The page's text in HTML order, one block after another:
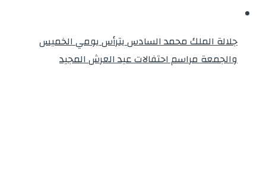
جلالة الملك محمد السادس يترأس يومي الخميس
والجمعة مراسم احتفالات عيد العرش المجيد